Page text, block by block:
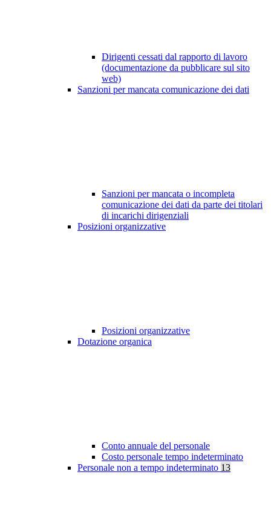
Dirigenti cessati dal rapporto di lavoro
(documentazione da pubblicare sul sito
web)
Sanzioni per mancata comunicazione dei dati
Sanzioni per mancata o incompleta
comunicazione dei dati da parte dei titolari
di incarichi dirigenziali
Posizioni organizzative
Posizioni organizzative
Dotazione organica
Conto annuale del personale
Costo personale tempo indeterminato
Personale non a tempo indeterminato 13